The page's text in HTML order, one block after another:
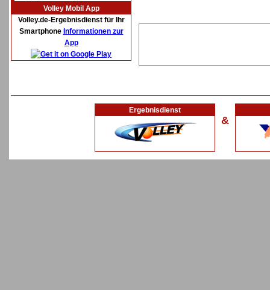
Volley Mobil App
Volley.de-Ergebnisdienst für Ihr
Smartphone Informationen zur
App
Ergebnisdienst
&